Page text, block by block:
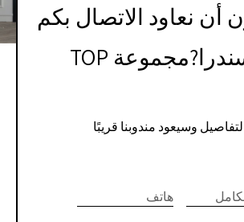
أن نعاود الاتصال بكم
حول ألكسندرا?مجموعة TOP
وسيعود مندوبنا قريبًا
هاتف